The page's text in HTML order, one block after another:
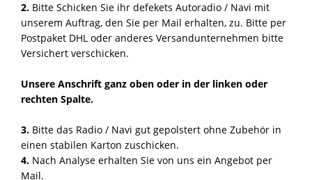
2. Bitte Schicken Sie ihr defekets Autoradio / Navi mit
unserem Auftrag, den Sie per Mail erhalten, zu. Bitte per
Postpaket DHL oder anderes Versandunternehmen bitte
Versichert verschicken.
Unsere Anschrift ganz oben oder in der linken oder
rechten Spalte.
3. Bitte das Radio / Navi gut gepolstert ohne Zubehör in
einen stabilen Karton zuschicken.
4. Nach Analyse erhalten Sie von uns ein Angebot per
Mail.